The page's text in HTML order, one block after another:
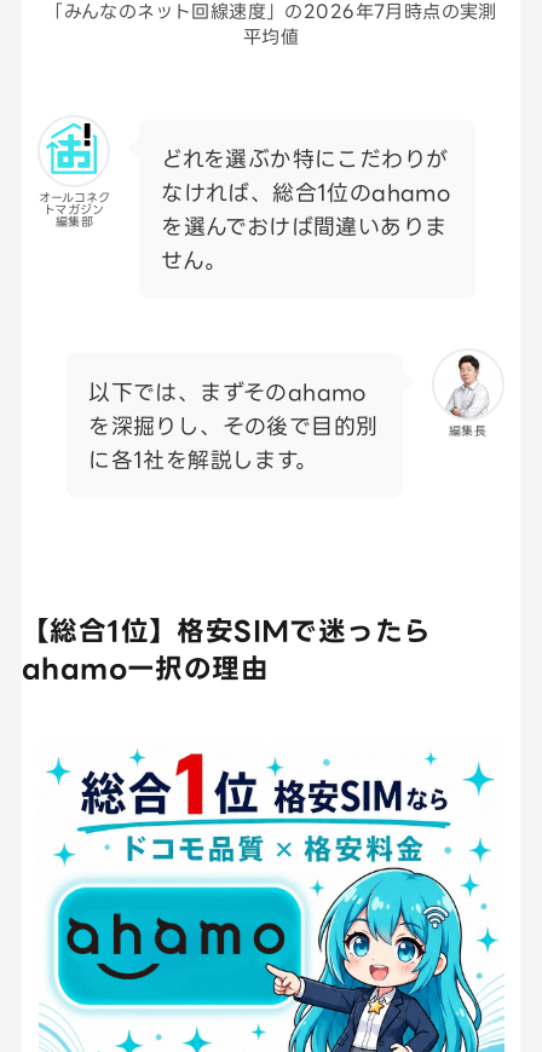
「みんなのネット回線速度」の2026年7月時点の実測
平均値
オールコネク
トマガジン
編集部
どれを選ぶか特にこだわりが
なければ、総合1位のahamo
を選んでおけば間違いありま
せん。
編集長
以下では、まずそのahamo
を深掘りし、その後で目的別
に各1社を解説します。
【総合1位】格安SIMで迷ったら
ahamo一択の理由